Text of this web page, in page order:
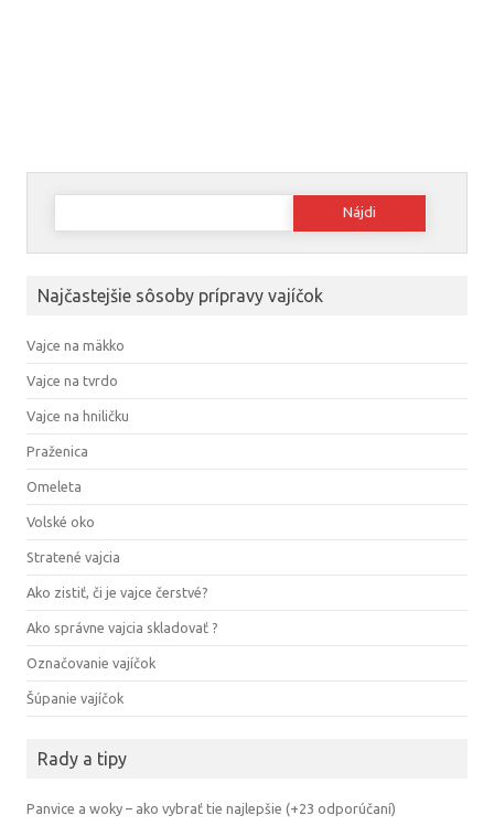
Hľadať:
Najčastejšie sôsoby prípravy vajíčok
Vajce na mäkko
Vajce na tvrdo
Vajce na hniličku
Praženica
Omeleta
Volské oko
Stratené vajcia
Ako zistiť, či je vajce čerstvé?
Ako správne vajcia skladovať ?
Označovanie vajíčok
Šúpanie vajíčok
Rady a tipy
Panvice a woky – ako vybrať tie najlepšie (+23 odporúčaní)